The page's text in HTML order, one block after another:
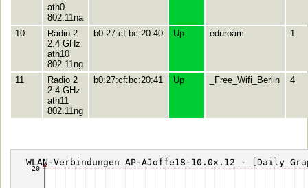
ath0
802.11na
10
Radio 2
2.4 GHz
ath10
802.11ng
b0:27:cf:bc:20:40 Up eduroam 1
11
Radio 2
2.4 GHz
ath11
802.11ng
b0:27:cf:bc:20:41 Up _Free_Wifi_Berlin 4